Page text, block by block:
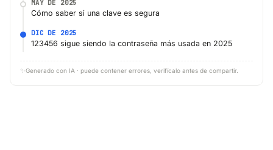
MAY DE 2025
Cómo saber si una clave es segura
DIC DE 2025
123456 sigue siendo la contraseña más usada en 2025
✨ Generado con IA · puede contener errores, verifícalo antes de compartir.